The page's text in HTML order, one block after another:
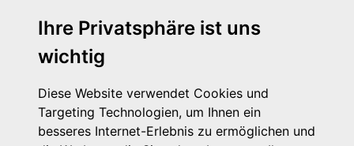
Ihre Privatsphäre ist uns
wichtig
Diese Website verwendet Cookies und
Targeting Technologien, um Ihnen ein
besseres Internet-Erlebnis zu ermöglichen und
Michaelkirchstr. 17/18 - 10179 Berlin
Telefon: 030 – 58 58 17 16 01
E-Mail: info@vpk.de
Presse
Kontakt
Impressum